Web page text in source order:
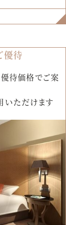
優待
優待価格でご案
いただけます